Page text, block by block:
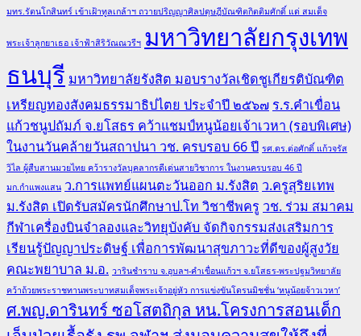
มทร.รัตนโกสินทร์ เข้าเฝ้าทูลเกล้าฯ ถวายปริญญาศิลปดุษฎีบัณฑิตกิตติมศักดิ์ แด่ สมเด็จ
พระเจ้าลูกยาเธอ เจ้าฟ้าสิริวัณณวรีฯ มหาวิทยาลัยกรุงเทพ
ธนบุรี มหาวิทยาลัยรังสิต มอบรางวัลเชิดชูเกียรติบัณฑิต
เหรียญทองสังคมธรรมาธิปไตย ประจำปี ๒๕๖๗ ร.ร.คำเขื่อน
แก้วชนูปถัมภ์ จ.ยโสธร คว้าแชมป์หนูน้อยเจ้าเวหา (รอบพิเศษ)
ในงานวันคล้ายวันสถาปนา วช. ครบรอบ 66 ปี รศ.ดร.ต่อศักดิ์ แก้วจรัส
วิไล ผู้สืบสานมวยไทย คว้ารางวัลบุคลากรดีเด่นสายวิชาการ ในงานครบรอบ 46 ปี
มก.กำแพงแสน ว.การแพทย์แผนตะวันออก ม.รังสิต ว.ครูสุริยเทพ
ม.รังสิต เปิดรับสมัครนักศึกษาป.โท วิชาชีพครู วช. ร่วม สมาคม
กีฬาเครื่องบินจำลองและวิทยุบังคับ จัดกิจกรรมส่งเสริมการ
เรียนรู้ปัญญาประดิษฐ์ เพื่อการพัฒนาสุขภาวะที่ดีของผู้สูงวัย
คณะพยาบาล ม.อ. วารินชำราบ จ.อุบลฯ-คำเขื่อนแก้วฯ จ.ยโสธร-พระปฐมวิทยาลัย
คว้าถ้วยพระราชทานพระบาทสมเด็จพระเจ้าอยู่หัว การแข่งขันโดรนมิชชั่น ‘หนูน้อยจ้าวเวหา’
ศ.พญ.ดารินทร์ ซอโสตถิกุล หน.โครงการสอนเด็ก